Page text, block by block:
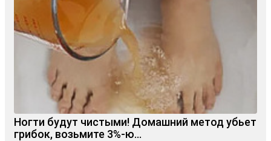
Ногти будут чистыми! Домашний метод убьет
грибок, возьмите 3%-ю…